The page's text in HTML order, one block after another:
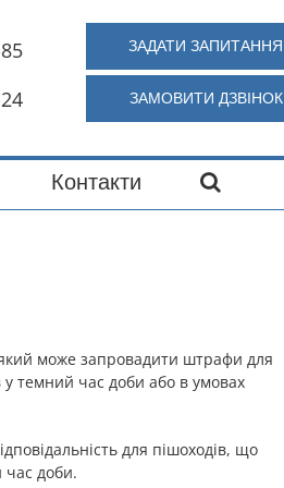
ЗАДАТИ ЗАПИТАННЯ
ЗАМОВИТИ ДЗВIНОК
Контакти
може запровадити штрафи для
у темний час доби або в умовах
для пішоходів, що
доби.